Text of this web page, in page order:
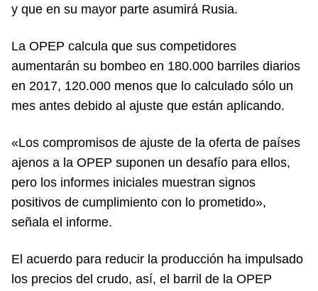
y que en su mayor parte asumirá Rusia.
La OPEP calcula que sus competidores
aumentarán su bombeo en 180.000 barriles diarios
en 2017, 120.000 menos que lo calculado sólo un
mes antes debido al ajuste que están aplicando.
«Los compromisos de ajuste de la oferta de países
ajenos a la OPEP suponen un desafío para ellos,
pero los informes iniciales muestran signos
positivos de cumplimiento con lo prometido»,
señala el informe.
El acuerdo para reducir la producción ha impulsado
los precios del crudo, así, el barril de la OPEP